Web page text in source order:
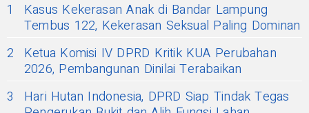
1
Kasus Kekerasan Anak di Bandar Lampung
Tembus 122, Kekerasan Seksual Paling Dominan
2
Ketua Komisi IV DPRD Kritik KUA Perubahan
2026, Pembangunan Dinilai Terabaikan
3
Hari Hutan Indonesia, DPRD Siap Tindak Tegas